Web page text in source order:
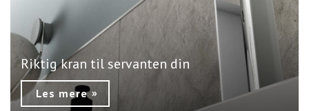
Riktig kran til servanten din
Les mere